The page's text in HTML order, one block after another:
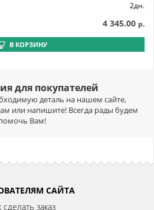
2дн.
4 345.00 р.
В КОРЗИНУ
для покупателей
деталь на нашем сайте,
или напишите! Всегда рады будем
Вам!
САЙТА
сделать заказ